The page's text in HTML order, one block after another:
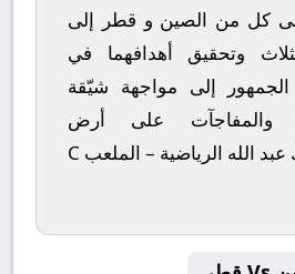
كل من الصين و قطر إلى
وتحقيق أهدافهما في
الجمهور إلى مواجهة شيّقة
والمفاجآت على أرض
مدينة الملك عبد الله الرياضية – الملعب C